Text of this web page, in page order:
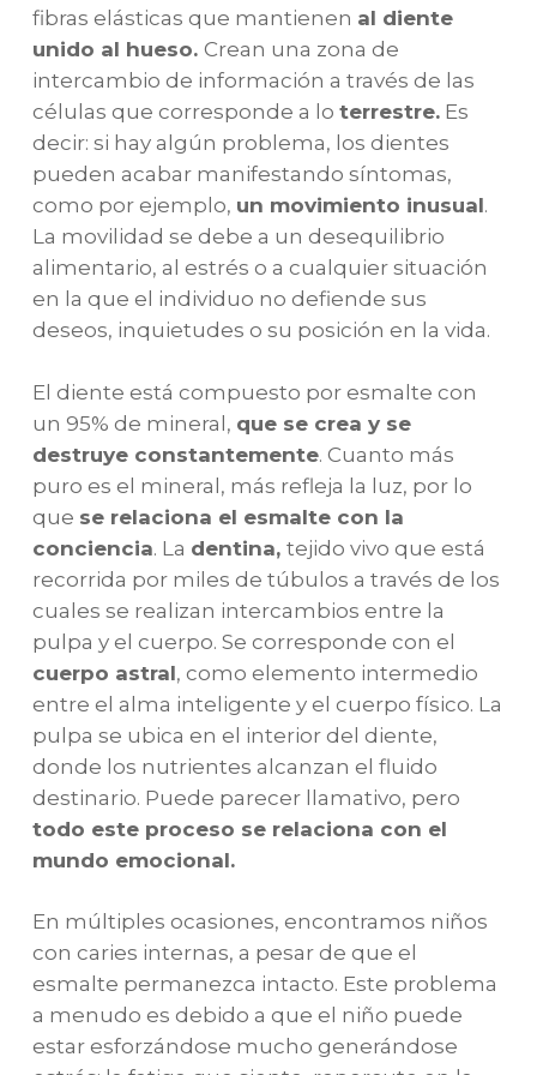
fibras elásticas que mantienen al diente
unido al hueso. Crean una zona de
intercambio de información a través de las
células que corresponde a lo terrestre.Es
decir: si hay algún problema, los dientes
pueden acabar manifestando síntomas,
como por ejemplo, un movimiento inusual.
La movilidad se debe a un desequilibrio
alimentario, al estrés o a cualquier situación
en la que el individuo no defiende sus
deseos, inquietudes o su posición en la vida.
El diente está compuesto por esmalte con
un 95% de mineral, que se crea y se
destruye constantemente. Cuanto más
puro es el mineral, más refleja la luz, por lo
que se relaciona el esmalte con la
conciencia. La dentina, tejido vivo que está
recorrida por miles de túbulos a través de los
cuales se realizan intercambios entre la
pulpa y el cuerpo. Se corresponde con el
cuerpo astral, como elemento intermedio
entre el alma inteligente y el cuerpo físico. La
pulpa se ubica en el interior del diente,
donde los nutrientes alcanzan el fluido
destinario. Puede parecer llamativo, pero
todo este proceso se relaciona con el
mundo emocional.
En múltiples ocasiones, encontramos niños
con caries internas, a pesar de que el
esmalte permanezca intacto. Este problema
a menudo es debido a que el niño puede
estar esforzándose mucho generándose